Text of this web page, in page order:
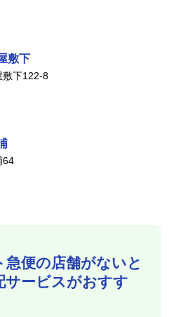
敷下
敷下122-8
64
便の店舗がないと
サービスがおすす